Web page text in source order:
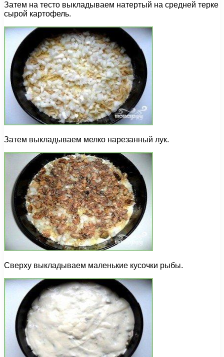
Затем на тесто выкладываем натертый на средней терке
сырой картофель.
Затем выкладываем мелко нарезанный лук.
Сверху выкладываем маленькие кусочки рыбы.